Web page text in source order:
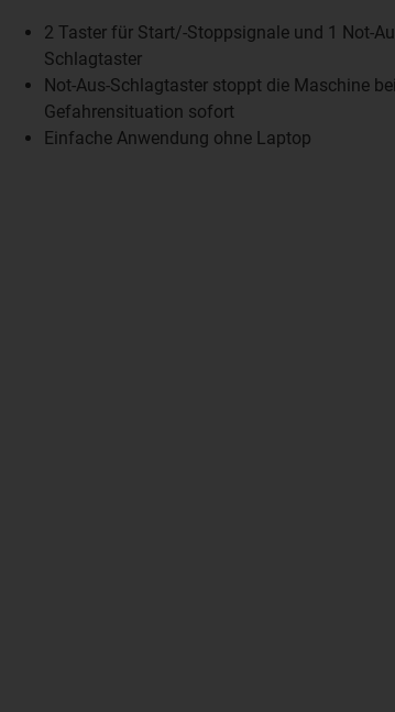
2 Taster für Start/-Stoppsignale und 1 Not-
Schlagtaster
Not-Aus-Schlagtaster stoppt die Maschine bei
Gefahrensituation sofort
Einfache Anwendung ohne Laptop